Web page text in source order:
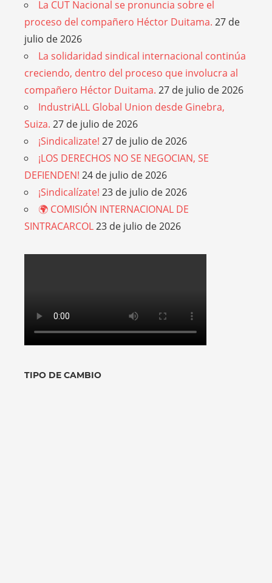
La CUT Nacional se pronuncia sobre el
proceso del compañero Héctor Duitama. 27 de
julio de 2026
La solidaridad sindical internacional continúa
creciendo, dentro del proceso que involucra al
compañero Héctor Duitama. 27 de julio de 2026
IndustriALL Global Union desde Ginebra,
Suiza. 27 de julio de 2026
¡Sindicalizate! 27 de julio de 2026
¡LOS DERECHOS NO SE NEGOCIAN, SE
DEFIENDEN! 24 de julio de 2026
¡Sindicalízate! 23 de julio de 2026
🌍 COMISIÓN INTERNACIONAL DE
SINTRACARCOL23 de julio de 2026
TIPO DE CAMBIO